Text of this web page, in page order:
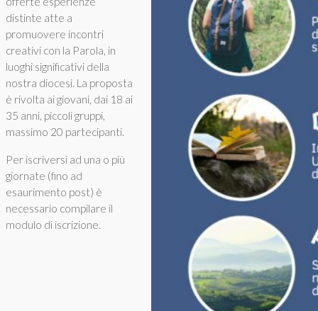
distinte atte a
promuovere incontri
creativi con la Parola, in
luoghi significativi della
nostra diocesi. La proposta
è rivolta ai giovani, dai 18 ai
35 anni, piccoli gruppi,
massimo 20 partecipanti.
Per iscriversi ad una o più
giornate (fino ad
esaurimento post) è
necessario compilare il
modulo di iscrizione.